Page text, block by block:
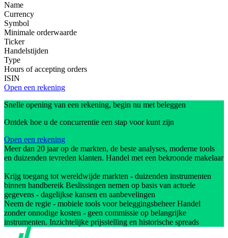
Name
Currency
Symbol
Minimale orderwaarde
Ticker
Handelstijden
Type
Hours of accepting orders
ISIN
Open een rekening
Snelle opening van een rekening, begin nu met beleggen
Ontdek hoe u de concurrentie een stap voor kunt zijn
Open een rekening
Meer dan 20 jaar op de markten, de beste analyses, moderne tools
en duizenden tevreden klanten. Handel met een bekroonde makelaar
Krijg toegang tot wereldwijde markten - duizenden instrumenten
binnen handbereik Beslissingen nemen op basis van actuele
gegevens - dagelijkse kansen en aanbevelingen
Neem de regie - mobiele tools voor beleggingsbeheer Handel
zonder onnodige kosten - geen commissie op belangrijke
instrumenten. Inzichtelijke prijsstelling en historische spreads